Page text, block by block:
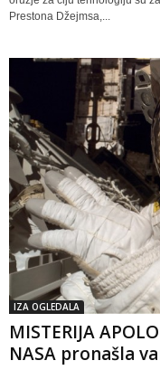
Prestona Džejmsa,...
IZA OGLEDALA
MISTERIJA
NASA pronašla